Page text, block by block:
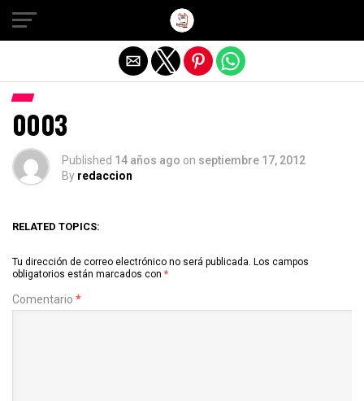
0003
Published 14 años ago on septiembre 17, 2012
By redaccion
RELATED TOPICS:
Tu dirección de correo electrónico no será publicada. Los campos
obligatorios están marcados con *
Comentario *
Salir de la versión móvil